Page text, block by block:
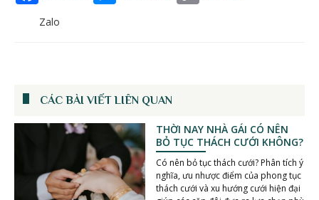
Zalo
CÁC BÀI VIẾT LIÊN QUAN
THỜI NAY NHÀ GÁI CÓ NÊN
BỎ TỤC THÁCH CƯỚI KHÔNG?
Có nên bỏ tục thách cưới? Phân tích ý
nghĩa, ưu nhược điểm của phong tục
thách cưới và xu hướng cưới hiện đại